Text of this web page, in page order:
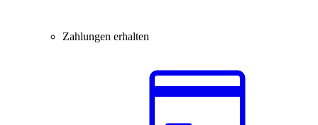
Zahlungen erhalten